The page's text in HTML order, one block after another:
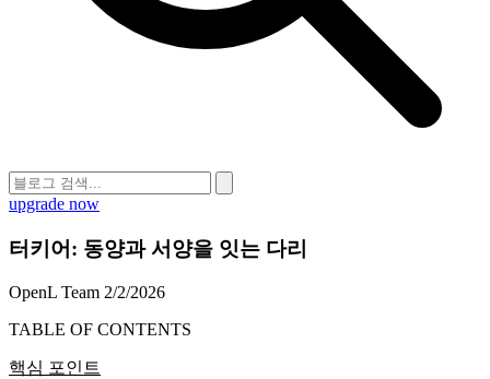
upgrade now
터키어: 동양과 서양을 잇는 다리
OpenL Team 2/2/2026
TABLE OF CONTENTS
핵심 포인트